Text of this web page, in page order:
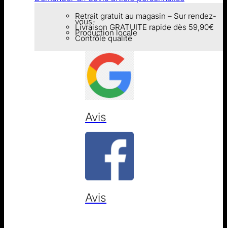
Retrait gratuit au magasin – Sur rendez-
vous-
Livraison GRATUITE rapide dès 59,90€
Production locale
Contrôle qualité
Avis
Avis